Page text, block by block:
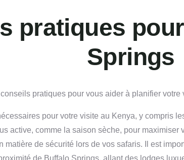
pratiques
Springs
pratiques pour vous aider à planifier votre
pour votre visite au Kenya, y compris
active, comme la saison sèche, pour maximiser
de sécurité lors de vos safaris. Il est
de Buffalo Springs, allant des lodges